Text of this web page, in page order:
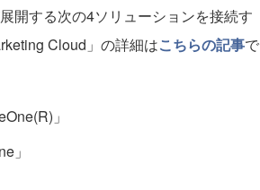
開する次の4ソリューションを接続す
Cloud」の詳細はこちらの記事で
」
」